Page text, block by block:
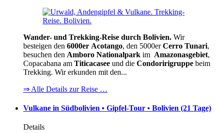
Wander- und Trekking-Reise durch Bolivien. Wir
besteigen den 6000er Acotango, den 5000erCerro Tunari,
besuchen den Amboro Nationalpark im Amazonasgebiet,
Copacabana am Titicacasee und die Condoririgruppe beim
Trekking. Wir erkunden mit den...
⇒ Alle Details zur Reise …
Vulkane in Südbolivien • Gipfel-Tour • Bolivien (21 Tage)
Details